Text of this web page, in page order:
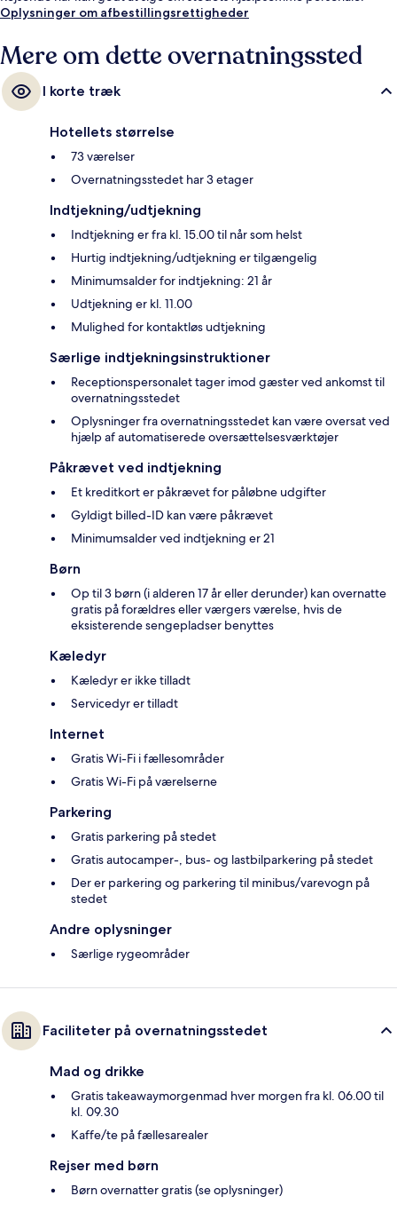
Oplysninger om afbestillingsrettigheder
Mere om dette overnatningssted
I korte træk
Hotellets størrelse
73 værelser
Overnatningsstedet har 3 etager
Indtjekning/udtjekning
Indtjekning er fra kl. 15.00 til når som helst
Hurtig indtjekning/udtjekning er tilgængelig
Minimumsalder for indtjekning: 21 år
Udtjekning er kl. 11.00
Mulighed for kontaktløs udtjekning
Særlige indtjekningsinstruktioner
Receptionspersonalet tager imod gæster ved ankomst til
overnatningsstedet
Oplysninger fra overnatningsstedet kan være oversat ved
hjælp af automatiserede oversættelsesværktøjer
Påkrævet ved indtjekning
Et kreditkort er påkrævet for påløbne udgifter
Gyldigt billed-ID kan være påkrævet
Minimumsalder ved indtjekning er 21
Børn
Op til 3 børn (i alderen 17 år eller derunder) kan overnatte
gratis på forældres eller værgers værelse, hvis de
eksisterende sengepladser benyttes
Kæledyr
Kæledyr er ikke tilladt
Servicedyr er tilladt
Internet
Gratis Wi-Fi i fællesområder
Gratis Wi-Fi på værelserne
Parkering
Gratis parkering på stedet
Gratis autocamper-, bus- og lastbilparkering på stedet
Der er parkering og parkering til minibus/varevogn på
stedet
Andre oplysninger
Særlige rygeområder
Faciliteter på overnatningsstedet
Mad og drikke
Gratis takeawaymorgenmad hver morgen fra kl. 06.00 til
kl. 09.30
Kaffe/te på fællesarealer
Rejser med børn
Børn overnatter gratis (se oplysninger)